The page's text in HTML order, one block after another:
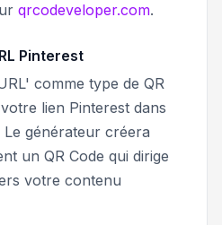
qrcodeveloper.com.
Pinterest
comme type de QR
lien Pinterest dans
Le générateur créera
un QR Code qui dirige
votre contenu